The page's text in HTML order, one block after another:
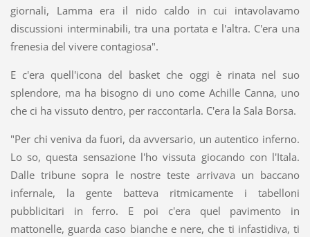
giornali, Lamma era il nido caldo in cui intavolavamo
discussioni interminabili, tra una portata e l'altra. C'era una
frenesia del vivere contagiosa".
E c'era quell'icona del basket che oggi è rinata nel suo
splendore, ma ha bisogno di uno come Achille Canna, uno
che ci ha vissuto dentro, per raccontarla. C'era la Sala Borsa.
"Per chi veniva da fuori, da avversario, un autentico inferno.
Lo so, questa sensazione l'ho vissuta giocando con l'Itala.
Dalle tribune sopra le nostre teste arrivava un baccano
infernale, la gente batteva ritmicamente i tabelloni
pubblicitari in ferro. E poi c'era quel pavimento in
mattonelle, guarda caso bianche e nere, che ti infastidiva, ti